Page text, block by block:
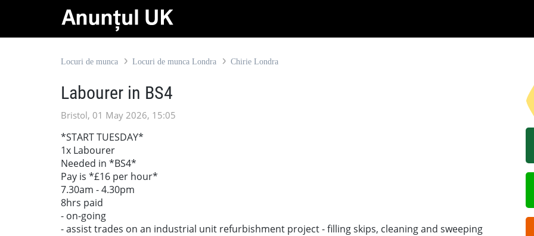
Locuri de munca Locuri de munca Londra Chirie Londra
Labourer in BS4
Bristol, 01 May 2026, 15:05
*START TUESDAY*
1x Labourer
Needed in *BS4*
Pay is *£16 per hour*
7.30am - 4.30pm
8hrs paid
- on-going
- assist trades on an industrial unit refurbishment project - filling skips, cleaning and sweeping